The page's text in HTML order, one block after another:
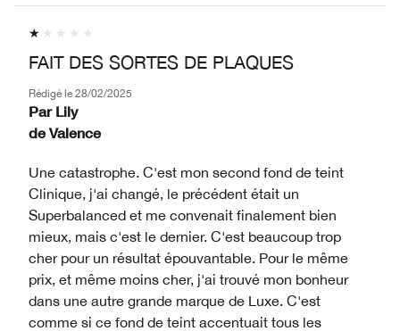
FAIT DES SORTES DE PLAQUES
Rédigé le 28/02/2025
Par Lily
de Valence
Une catastrophe. C'est mon second fond de teint
Clinique, j'ai changé, le précédent était un
Superbalanced et me convenait finalement bien
mieux, mais c'est le dernier. C'est beaucoup trop
cher pour un résultat épouvantable. Pour le même
prix, et même moins cher, j'ai trouvé mon bonheur
dans une autre grande marque de Luxe. C'est
comme si ce fond de teint accentuait tous les